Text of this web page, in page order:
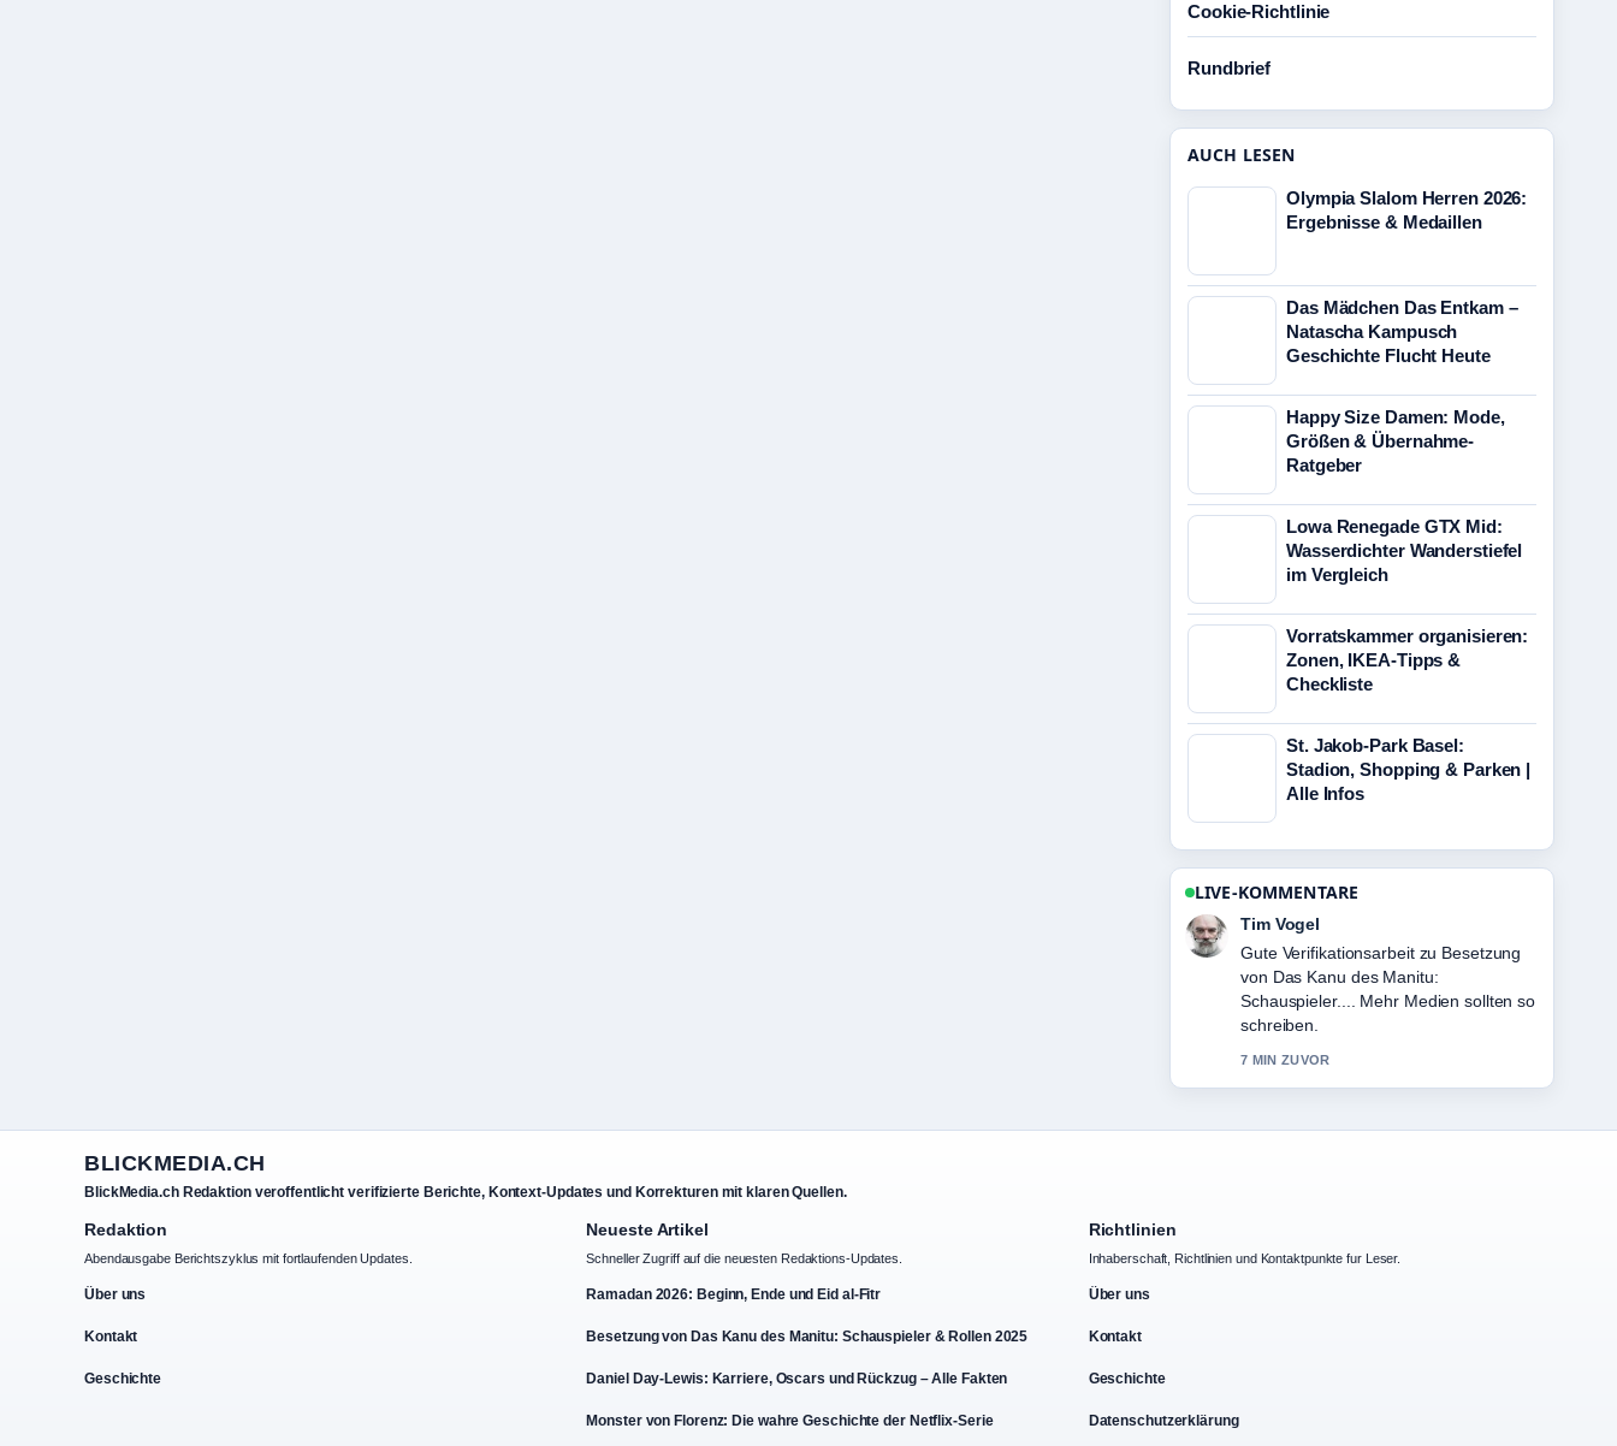
Cookie-Richtlinie
Rundbrief
AUCH LESEN
Olympia Slalom Herren 2026:
Ergebnisse & Medaillen
Das Mädchen Das Entkam –
Natascha Kampusch
Geschichte Flucht Heute
Happy Size Damen: Mode,
Größen & Übernahme-
Ratgeber
Lowa Renegade GTX Mid:
Wasserdichter Wanderstiefel
im Vergleich
Vorratskammer organisieren:
Zonen, IKEA-Tipps &
Checkliste
St. Jakob-Park Basel:
Stadion, Shopping & Parken |
Alle Infos
LIVE-KOMMENTARE
Mila Kruger
Starke Einordnung zu Daniel Day-
Lewis: Karriere, Oscars und Rückzug
–.... Das ist die klarste
Zusammenfassung, die ich heute
BLICKMEDIA.CH
Redaktion Neueste Artikel Richtlinien